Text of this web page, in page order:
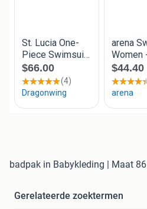
badpak in Babykleding | Maat 86
Gerelateerde zoektermen